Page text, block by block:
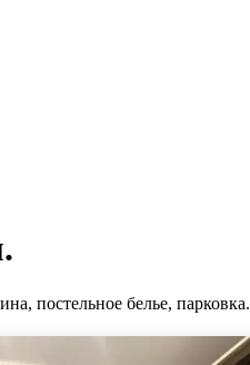
постельное белье, парковка.